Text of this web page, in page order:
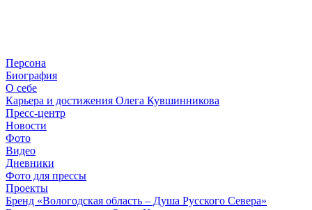
Персона
Биография
О себе
Карьера и достижения Олега Кувшинникова
Пресс-центр
Новости
Фото
Видео
Дневники
Фото для прессы
Проекты
Бренд «Вологодская область – Душа Русского Севера»